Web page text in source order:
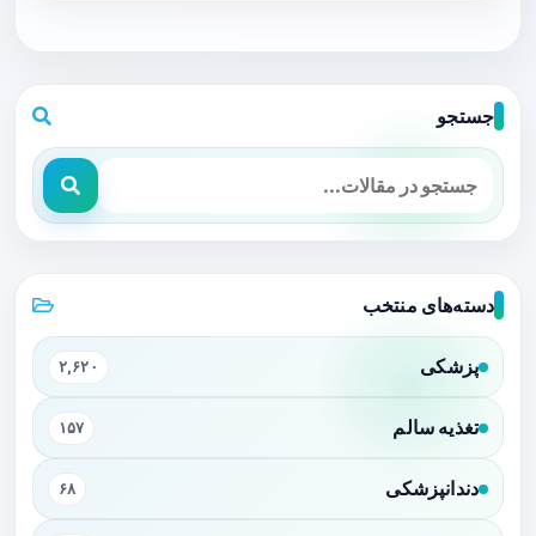
جستجو
دسته‌های منتخب
پزشکی ۲,۶۲۰
تغذیه سالم ۱۵۷
دندانپزشکی ۶۸